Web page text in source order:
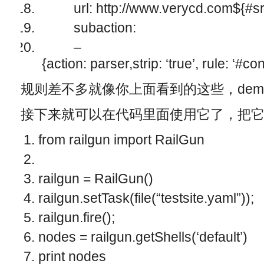
url: http://
subaction:
–
{action: parser,strip: ‘true’, rule:
规则差不多就像你上面看到的这些，
接下来就可以在代码里面使用它了，把
from railgun import RailGun
railgun = RailGun()
railgun.setTask(file(“testsite.yaml”));
railgun.fire();
nodes =railgun.getShells(‘default’)
printnodes